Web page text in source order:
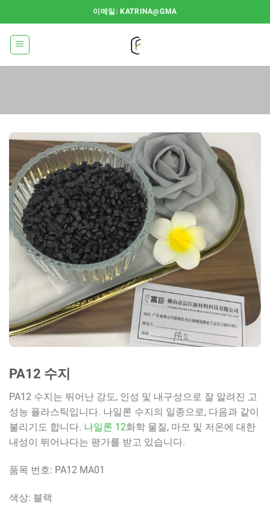
텐
건
기
이메일: KATRINA@GMA
PA12 수지
PA12 수지는 뛰어난 강도, 인성 및 내구성으로 잘 알려진 고
성능 플라스틱입니다. 나일론 수지의 일종으로, 다음과 같이
불리기도 합니다. 나일론 12화학 물질, 마모 및 저온에 대한
내성이 뛰어나다는 평가를 받고 있습니다.
품목 번호: PA12 MA01
색상: 블랙